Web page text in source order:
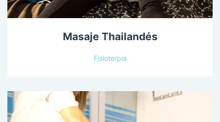
Masaje Thailandés
Fisioterpia